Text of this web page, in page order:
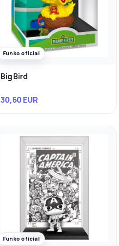
Funko oficial
Big Bird
30,60 EUR
Funko oficial